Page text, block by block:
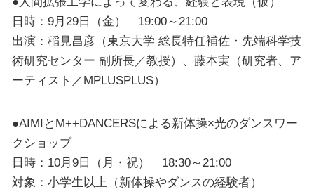
日時：9月29日（金） 19:00～21:00
出演：稲見昌彦（東京大学 総長特任補佐・先端科学技
術研究センター 副所長／教授）、藤本実（研究者、ア
ーティスト／MPLUSPLUS）
●AIMIとM++DANCERSによる新体操×光のダンスワー
クショップ
日時：10月9日（月・祝） 18:30～21:00
対象：小学生以上（新体操やダンスの経験者）